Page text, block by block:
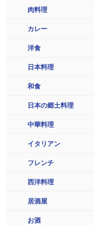
肉料理
カレー
洋食
日本料理
和食
日本の郷土料理
中華料理
イタリアン
フレンチ
西洋料理
居酒屋
お酒